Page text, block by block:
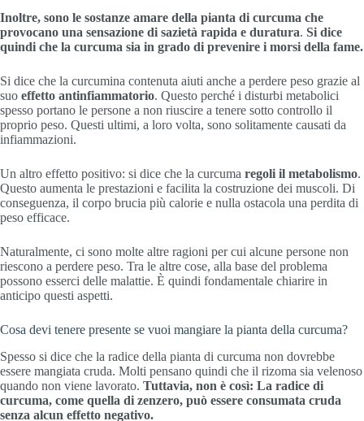
Inoltre, sono le sostanze amare della pianta di curcuma che
provocano una sensazione di sazietà rapida e duratura. Si dice
quindi che la curcuma sia in grado di prevenire i morsi della fame.
Si dice che la curcumina contenuta aiuti anche a perdere peso grazie al
suo effetto antinfiammatorio. Questo perché i disturbi metabolici
spesso portano le persone a non riuscire a tenere sotto controllo il
proprio peso. Questi ultimi, a loro volta, sono solitamente causati da
infiammazioni.
Un altro effetto positivo: si dice che la curcuma regoli il metabolismo.
Questo aumenta le prestazioni e facilita la costruzione dei muscoli. Di
conseguenza, il corpo brucia più calorie e nulla ostacola una perdita di
peso efficace.
Naturalmente, ci sono molte altre ragioni per cui alcune persone non
riescono a perdere peso. Tra le altre cose, alla base del problema
possono esserci delle malattie. È quindi fondamentale chiarire in
anticipo questi aspetti.
Cosa devi tenere presente se vuoi mangiare la pianta della curcuma?
Spesso si dice che la radice della pianta di curcuma non dovrebbe
essere mangiata cruda. Molti pensano quindi che il rizoma sia velenoso
quando non viene lavorato. Tuttavia, non è così: La radice di
curcuma, come quella di zenzero, può essere consumata cruda
senza alcun effetto negativo.